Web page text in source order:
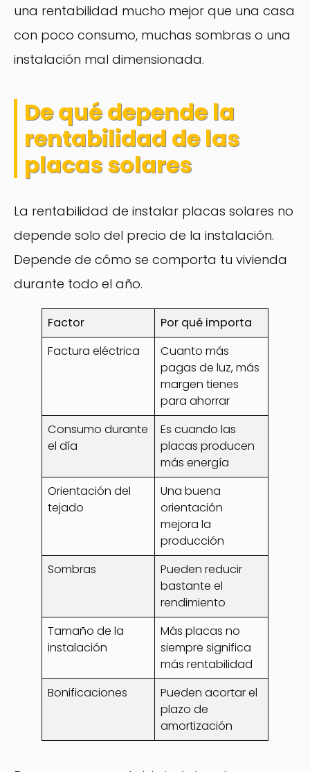
una rentabilidad mucho mejor que una casa
con poco consumo, muchas sombras o una
instalación mal dimensionada.
De qué depende la
rentabilidad de las
placas solares
La rentabilidad de instalar placas solares no
depende solo del precio de la instalación.
Depende de cómo se comporta tu vivienda
durante todo el año.
Factor
Por qué importa
Factura eléctrica
Cuanto más
pagas de luz, más
margen tienes
para ahorrar
Consumo durante
el día
Es cuando las
placas producen
más energía
Orientación del
tejado
Una buena
orientación
mejora la
producción
Sombras
Pueden reducir
bastante el
rendimiento
Tamaño de la
instalación
Más placas no
siempre significa
más rentabilidad
Bonificaciones
Pueden acortar el
plazo de
amortización